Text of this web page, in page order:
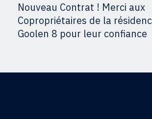
Nouveau Contrat ! Merci aux
Copropriétaires de la
Goolen 8 pour leur confiance